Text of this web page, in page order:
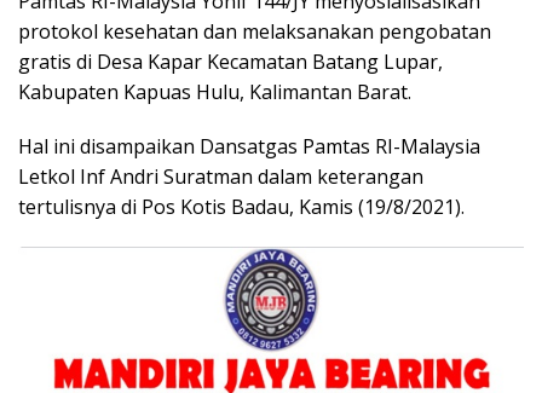
protokol kesehatan dan melaksanakan pengobatan
gratis di Desa Kapar Kecamatan Batang Lupar,
Kabupaten Kapuas Hulu, Kalimantan Barat.
Hal ini disampaikan Dansatgas Pamtas RI-Malaysia
Letkol Inf Andri Suratman dalam keterangan
tertulisnya di Pos Kotis Badau, Kamis (19/8/2021).